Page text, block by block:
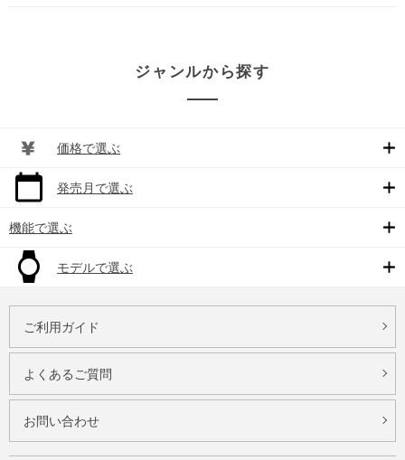
ジャンルから探す
価格で選ぶ
発売月で選ぶ
機能で選ぶ
モデルで選ぶ
ご利用ガイド
よくあるご質問
お問い合わせ